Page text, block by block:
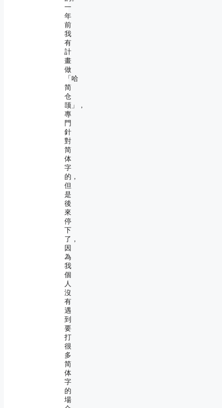
一
年
前
我
有
計
畫
做
「哈
简
仓
颉」，
專
門
針
對
简
体
字
的，
但
是
後
來
停
下
了，
因
為
我
個
人
沒
有
遇
到
要
打
很
多
简
体
字
的
場